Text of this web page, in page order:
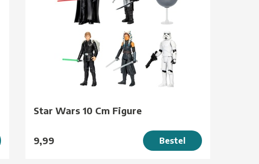
Star Wars 10 Cm Figure
9,99 Bestel